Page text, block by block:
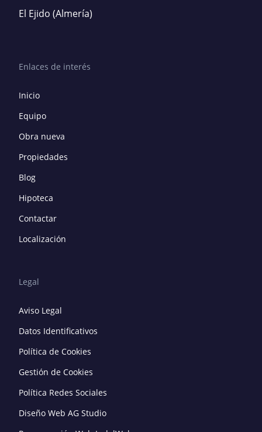
El Ejido (Almería)
Enlaces de interés
Inicio
Equipo
Obra nueva
Propiedades
Blog
Hipoteca
Contactar
Localización
Legal
Aviso Legal
Datos Identificativos
Política de Cookies
Gestión de Cookies
Política Redes Sociales
Diseño Web AG Studio